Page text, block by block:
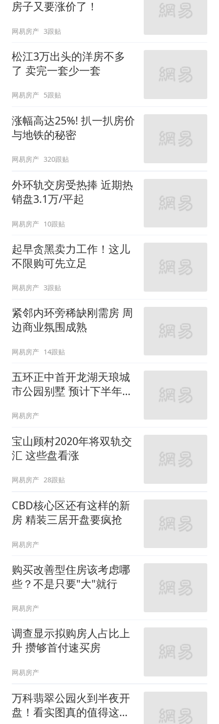
房子又要涨价了！
网易房产 3跟贴
松江3万出头的洋房不多
了 卖完一套少一套
网易房产 5跟贴
涨幅高达25%! 扒一扒房价
与地铁的秘密
网易房产 320跟贴
外环轨交房受热捧 近期热
销盘3.1万/平起
网易房产 10跟贴
起早贪黑卖力工作！这儿
不限购可先立足
网易房产 3跟贴
紧邻内环旁稀缺刚需房 周
边商业氛围成熟
网易房产 14跟贴
五环正中首开龙湖天琅城
市公园别墅 预计下半年入
网易房产
宝山顾村2020年将双轨交
汇 这些盘看涨
网易房产 28跟贴
CBD核心区还有这样的新
房 精装三居开盘要疯抢
网易房产
购买改善型住房该考虑哪
些？不是只要"大"就行
网易房产
调查显示拟购房人占比上
升 攒够首付速买房
网易房产
万科翡翠公园火到半夜开
盘！看实图真的值得这